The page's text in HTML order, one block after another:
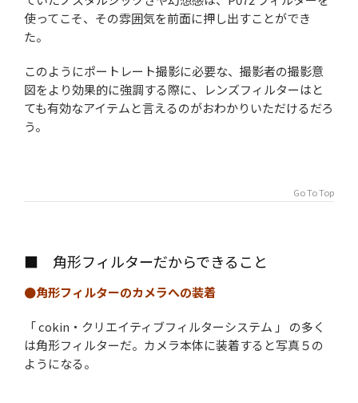
使ってこそ、その雰囲気を前面に押し出すことができ
た。
このようにポートレート撮影に必要な、撮影者の撮影意
図をより効果的に強調する際に、レンズフィルターはと
ても有効なアイテムと言えるのがおわかりいただけるだろ
う。
Go To Top
■ 角形フィルターだからできること
●角形フィルターのカメラへの装着
「 cokin・クリエイティブフィルターシステム 」 の多く
は角形フィルターだ。カメラ本体に装着すると写真５の
ようになる。